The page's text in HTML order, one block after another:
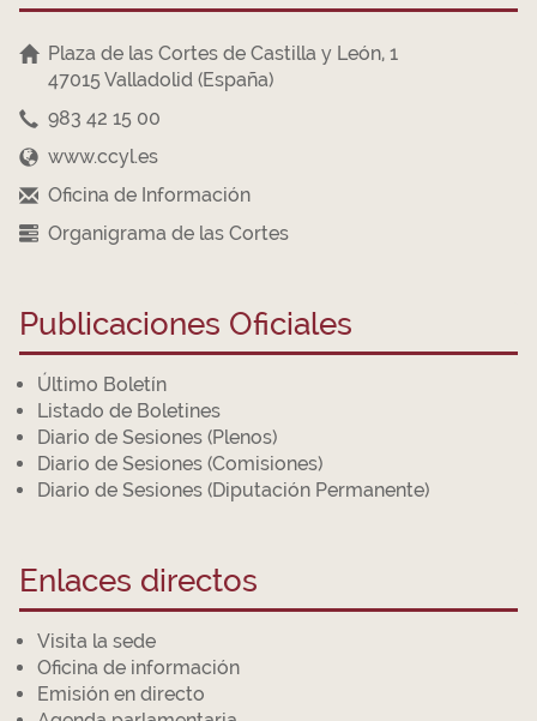
Plaza de las Cortes de Castilla y León, 1
47015 Valladolid (España)
983 42 15 00
www.ccyl.es
Oficina de Información
Organigrama de las Cortes
Publicaciones Oficiales
Último Boletín
Listado de Boletines
Diario de Sesiones (Plenos)
Diario de Sesiones (Comisiones)
Diario de Sesiones (Diputación Permanente)
Enlaces directos
Visita la sede
Oficina de información
Emisión en directo